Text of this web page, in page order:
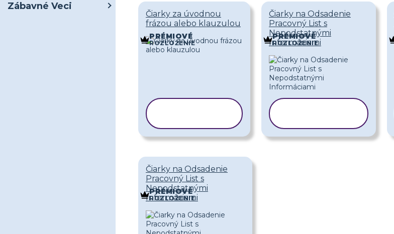
Zábavné Veci
Čiarky za úvodnou
frázou alebo klauzulou
PRÉMIOVÉ
ROZLOŽENIE
Čiarky na Odsadenie
Pracovný List s
Nepodstatnými
Informáciami
PRÉMIOVÉ
ROZLOŽENIE
Čiarky na Odsadenie
Pracovný List s
Nepodstatnými
Informáciami
PRÉMIOVÉ
ROZLOŽENIE